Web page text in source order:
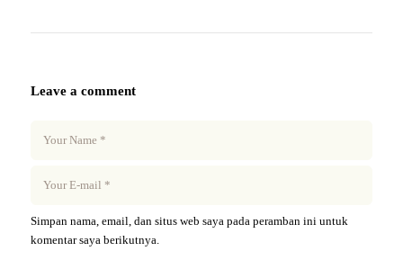
Leave a comment
Simpan nama, email, dan situs web saya pada peramban ini untuk
komentar saya berikutnya.